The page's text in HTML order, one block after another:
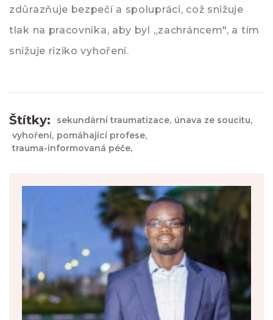
zdůrazňuje bezpečí a spolupráci, což snižuje
tlak na pracovníka, aby byl „zachráncem", a tím
snižuje riziko vyhoření.
Štítky: sekundární traumatizace, únava ze soucitu,
vyhoření, pomáhající profese,
trauma-informovaná péče,